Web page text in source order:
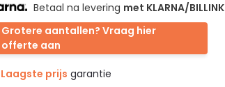
Betaal na levering met KLARNA/BILLINK
Grotere aantallen? Vraag hier
offerte aan
Laagste prijs garantie